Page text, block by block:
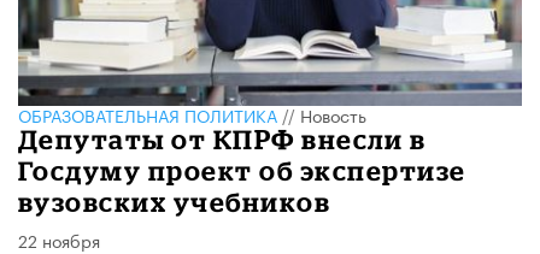
ОБРАЗОВАТЕЛЬНАЯ ПОЛИТИКА//Новость
Депутаты от КПРФ внесли в
Госдуму проект об экспертизе
вузовских учебников
22 ноября